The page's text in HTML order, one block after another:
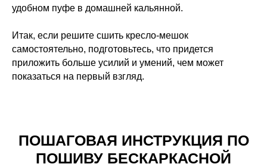
удобном пуфе в домашней кальянной.
Итак, если решите сшить кресло-мешок
самостоятельно, подготовьтесь, что придется
приложить больше усилий и умений, чем может
показаться на первый взгляд.
ПОШАГОВАЯ ИНСТРУКЦИЯ ПО
ПОШИВУ БЕСКАРКАСНОЙ